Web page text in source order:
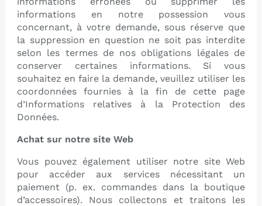
informations en notre possession vous
concernant, à votre demande, sous réserve que
la suppression en question ne soit pas interdite
selon les termes de nos obligations légales de
conserver certaines informations. Si vous
souhaitez en faire la demande, veuillez utiliser les
coordonnées fournies à la fin de cette page
d’Informations relatives à la Protection des
Données.
Achat sur notre site Web
Vous pouvez également utiliser notre site Web
pour accéder aux services nécessitant un
paiement (p. ex. commandes dans la boutique
d’accessoires). Nous collectons et traitons les